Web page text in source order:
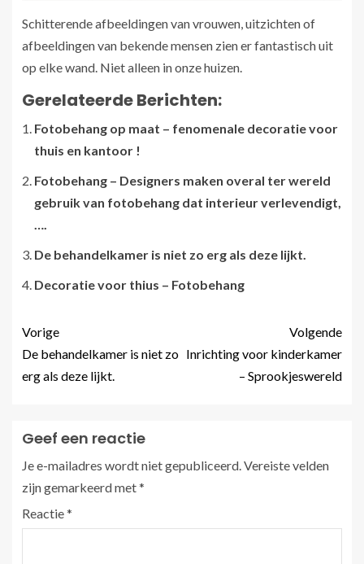
Schitterende afbeeldingen van vrouwen, uitzichten of
afbeeldingen van bekende mensen zien er fantastisch uit
op elke wand. Niet alleen in onze huizen.
Gerelateerde Berichten:
Fotobehang op maat – fenomenale decoratie voor
thuis en kantoor !
Fotobehang – Designers maken overal ter wereld
gebruik van fotobehang dat interieur verlevendigt,
….
De behandelkamer is niet zo erg als deze lijkt.
Decoratie voor thius – Fotobehang
Vorige
De behandelkamer is niet zo
erg als deze lijkt.
Volgende
Inrichting voor kinderkamer
– Sprookjeswereld
Geef een reactie
Je e-mailadres wordt niet gepubliceerd.Vereiste velden
zijn gemarkeerd met*
Reactie*